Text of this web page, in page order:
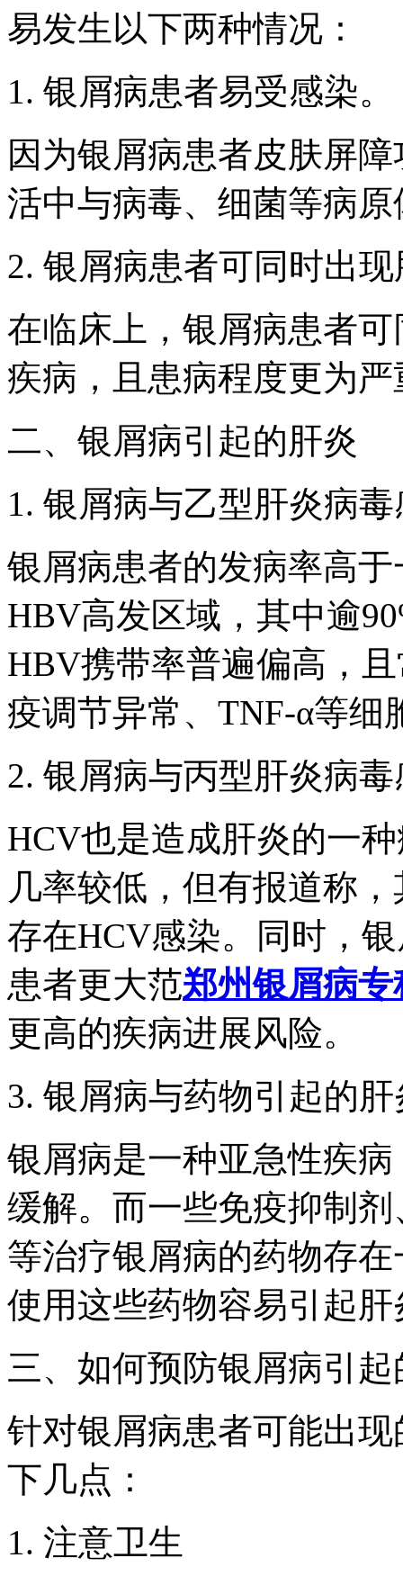
易发生以下两种情况：
1. 银屑病患者易受感染。
因为银屑病患者皮肤屏
活中与病毒、细菌等病
2. 银屑病患者可同时出
在临床上，银屑病患者
疾病，且患病程度更为严
二、银屑病引起的肝炎
1. 银屑病与乙型肝炎病
银屑病患者的发病率高
HBV高发区域，其中逾
HBV携带率普遍偏高，
疫调节异常、TNF-α等细
2. 银屑病与丙型肝炎病
HCV也是造成肝炎的一
几率较低，但有报道称
存在HCV感染。同时，
患者更大范郑州银屑病专
更高的疾病进展风险。
3. 银屑病与药物引起的肝
银屑病是一种亚急性疾
缓解。而一些免疫抑制
等治疗银屑病的药物存
使用这些药物容易引起肝
三、如何预防银屑病引
针对银屑病患者可能出
下几点：
1. 注意卫生